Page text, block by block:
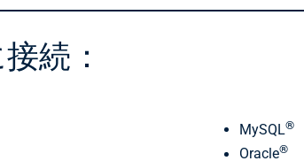
続：
MySQL®
Oracle®